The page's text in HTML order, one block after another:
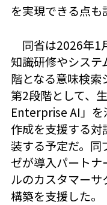
を実現できる点も
同省は2026年1
知識研修やシス
階となる意味検索
第2段階として、
Enterprise AI」を
作成を支援する対
装する予定だ。同
ゼが導入パートナ
ルのカスタマー
構築を支援した。